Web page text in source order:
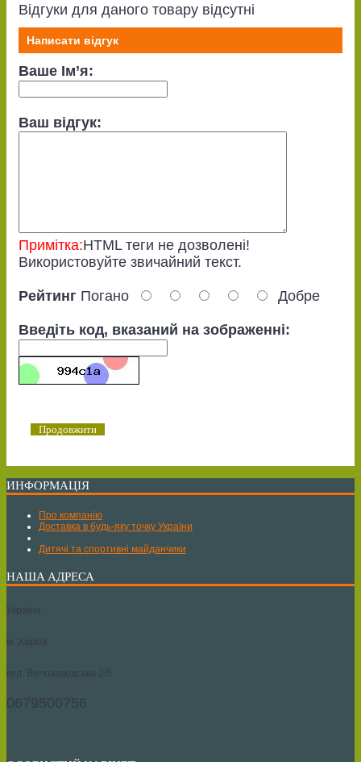
Відгуки для даного товару відсутні
Написати відгук
Ваше Ім’я:
Ваш відгук:
Примітка:HTML теги не дозволені!
Використовуйте звичайний текст.
Рейтинг Погано Добре
Введіть код, вказаний на зображенні:
Продовжити
ИНФОРМАЦІЯ
Про компанію
Доставка в будь-яку точку України
Дитячі та спортивні майданчики
НАША АДРЕСА
Україна
м. Харків,
вул. Велозаводська 2/5
0679500756